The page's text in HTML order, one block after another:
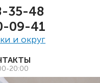
35-48
09-41
и округ
20:00